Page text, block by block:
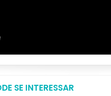
SE INTERESSAR